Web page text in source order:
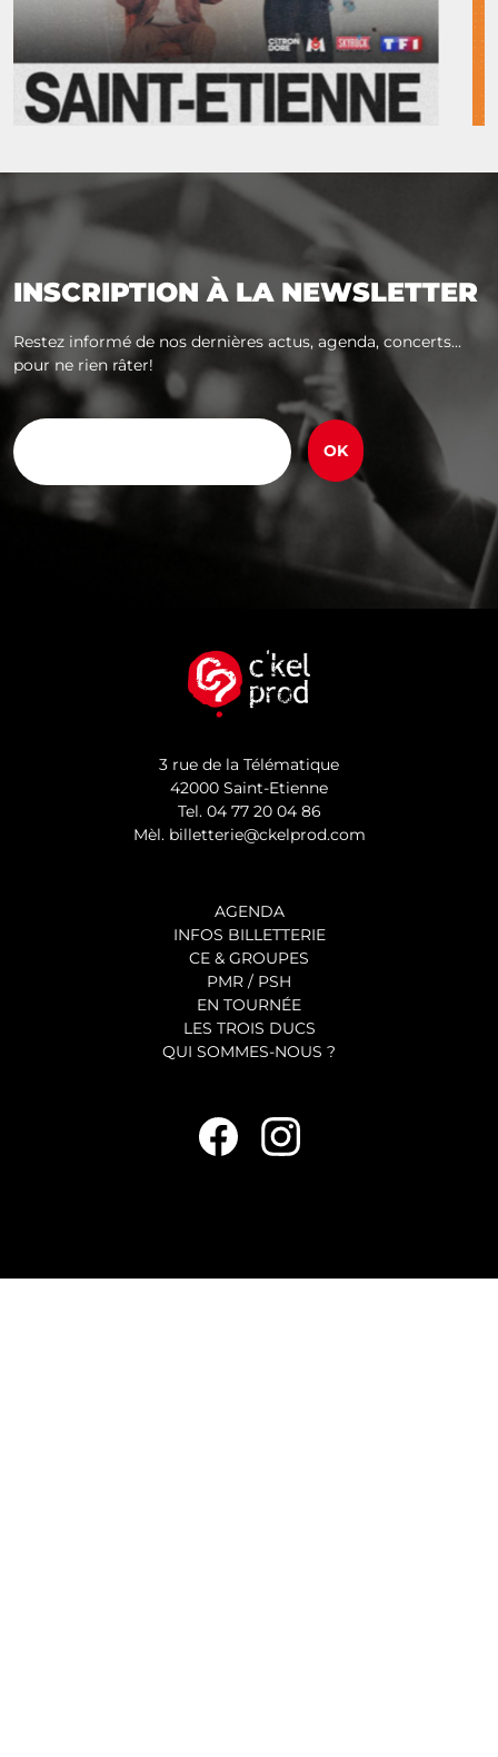
INSCRIPTION À LA NEWSLETTER
Restez informé de nos dernières actus, agenda, concerts...
pour ne rien râter!
E-
mail
(Nécessaire)
3 rue de la Télématique
42000 Saint-Etienne
Tel. 04 77 20 04 86
Mèl. billetterie@ckelprod.com
AGENDA
INFOS BILLETTERIE
CE & GROUPES
PMR / PSH
EN TOURNÉE
LES TROIS DUCS
QUI SOMMES-NOUS ?